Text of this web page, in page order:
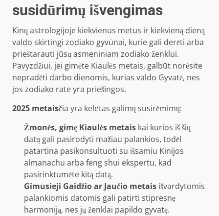
susidūrimų išvengimas
Kinų astrologijoje kiekvienus metus ir kiekvieną dieną
valdo skirtingi zodiako gyvūnai, kurie gali derėti arba
prieštarauti jūsų asmeniniam zodiako ženklui.
Pavyzdžiui, jei gimėte Kiaulės metais, galbūt norėsite
nepradėti darbo dienomis, kurias valdo Gyvatė, nes
jos zodiako rate yra priešingos.
2025 metaisčia yra keletas galimų susirėmimų:
Žmonės, gimę Kiaulės metais kai kurios iš šių
datų gali pasirodyti mažiau palankios, todėl
patartina pasikonsultuoti su išsamiu Kinijos
almanachu arba feng shui ekspertu, kad
pasirinktumėte kitą datą.
Gimusieji Gaidžio ar Jaučio metais išvardytomis
palankiomis datomis gali patirti stipresnę
harmoniją, nes jų ženklai papildo gyvatę.